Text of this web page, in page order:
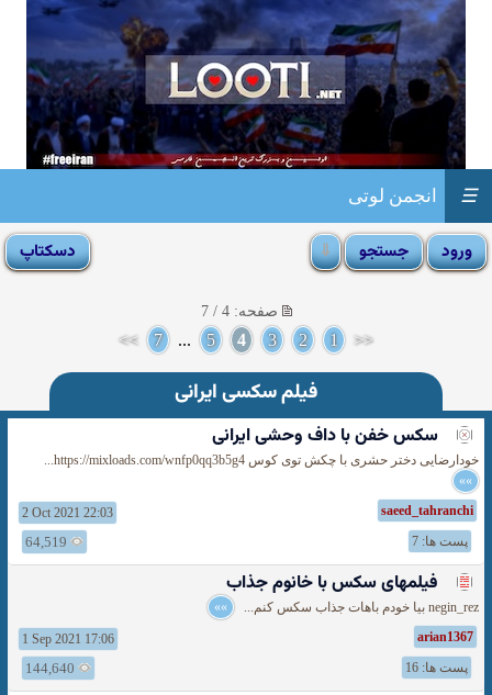
انجمن لوتی ☰
صفحه: 4 / 7
<<
1
2
3
4
5
...
7
>>
فیلم سکسی ایرانی
سکس خفن با داف وحشی ایرانی
خودارضایی دختر حشری با چکش توی کوس https://mixloads.com/wnfp0qq3b5g4...
»»
saeed_tahranchi
2 Oct 2021 22:03
پست ها: 7
64,519
فیلمهای سکس با خانوم جذاب
negin_rez بیا خودم باهات جذاب سکس کنم...
»»
arian1367
1 Sep 2021 17:06
پست ها: 16
144,640